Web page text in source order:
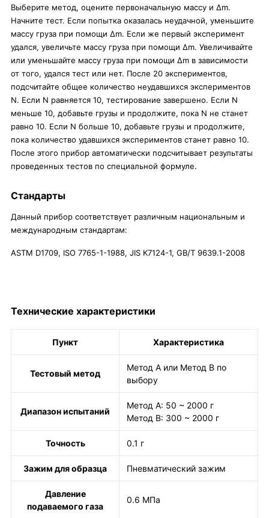
Выберите метод, оцените первоначальную массу и Δm.
Начните тест. Если попытка оказалась неудачной, уменьшите
массу груза при помощи Δm. Если же первый эксперимент
удался, увеличьте массу груза при помощи Δm. Увеличивайте
или уменьшайте массу груза при помощи Δm в зависимости
от того, удался тест или нет. После 20 экспериментов,
подсчитайте общее количество неудавшихся экспериментов
N. Если N равняется 10, тестирование завершено. Если N
меньше 10, добавьте грузы и продолжите, пока N не станет
равно 10. Если N больше 10, добавьте грузы и продолжите,
пока количество удавшихся экспериментов станет равно 10.
После этого прибор автоматически подсчитывает результаты
проведенных тестов по специальной формуле.
Стандарты
Данный прибор соответствует различным национальным и
международным стандартам:
ASTM D1709, ISO 7765-1-1988, JIS K7124-1, GB/T 9639.1-2008
Технические характеристики
Пункт Характеристика
Тестовый метод
Метод A или Метод B по
выбору
Диапазон испытаний
Метод A: 50 ~ 2000 г
Метод B: 300 ~ 2000 г
Точность 0.1 г
Зажим для образца Пневматический зажим
Давление
подаваемого газа
0.6 МПа